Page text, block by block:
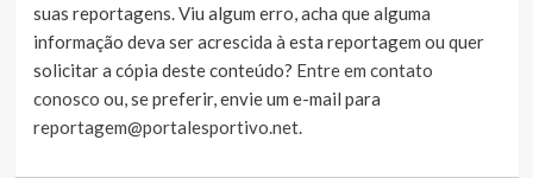
suas reportagens. Viu algum erro, acha que alguma
informação deva ser acrescida à esta reportagem ou quer
solicitar a cópia deste conteúdo? Entre em contato
conosco ou, se preferir, envie um e-mail para
reportagem@portalesportivo.net.